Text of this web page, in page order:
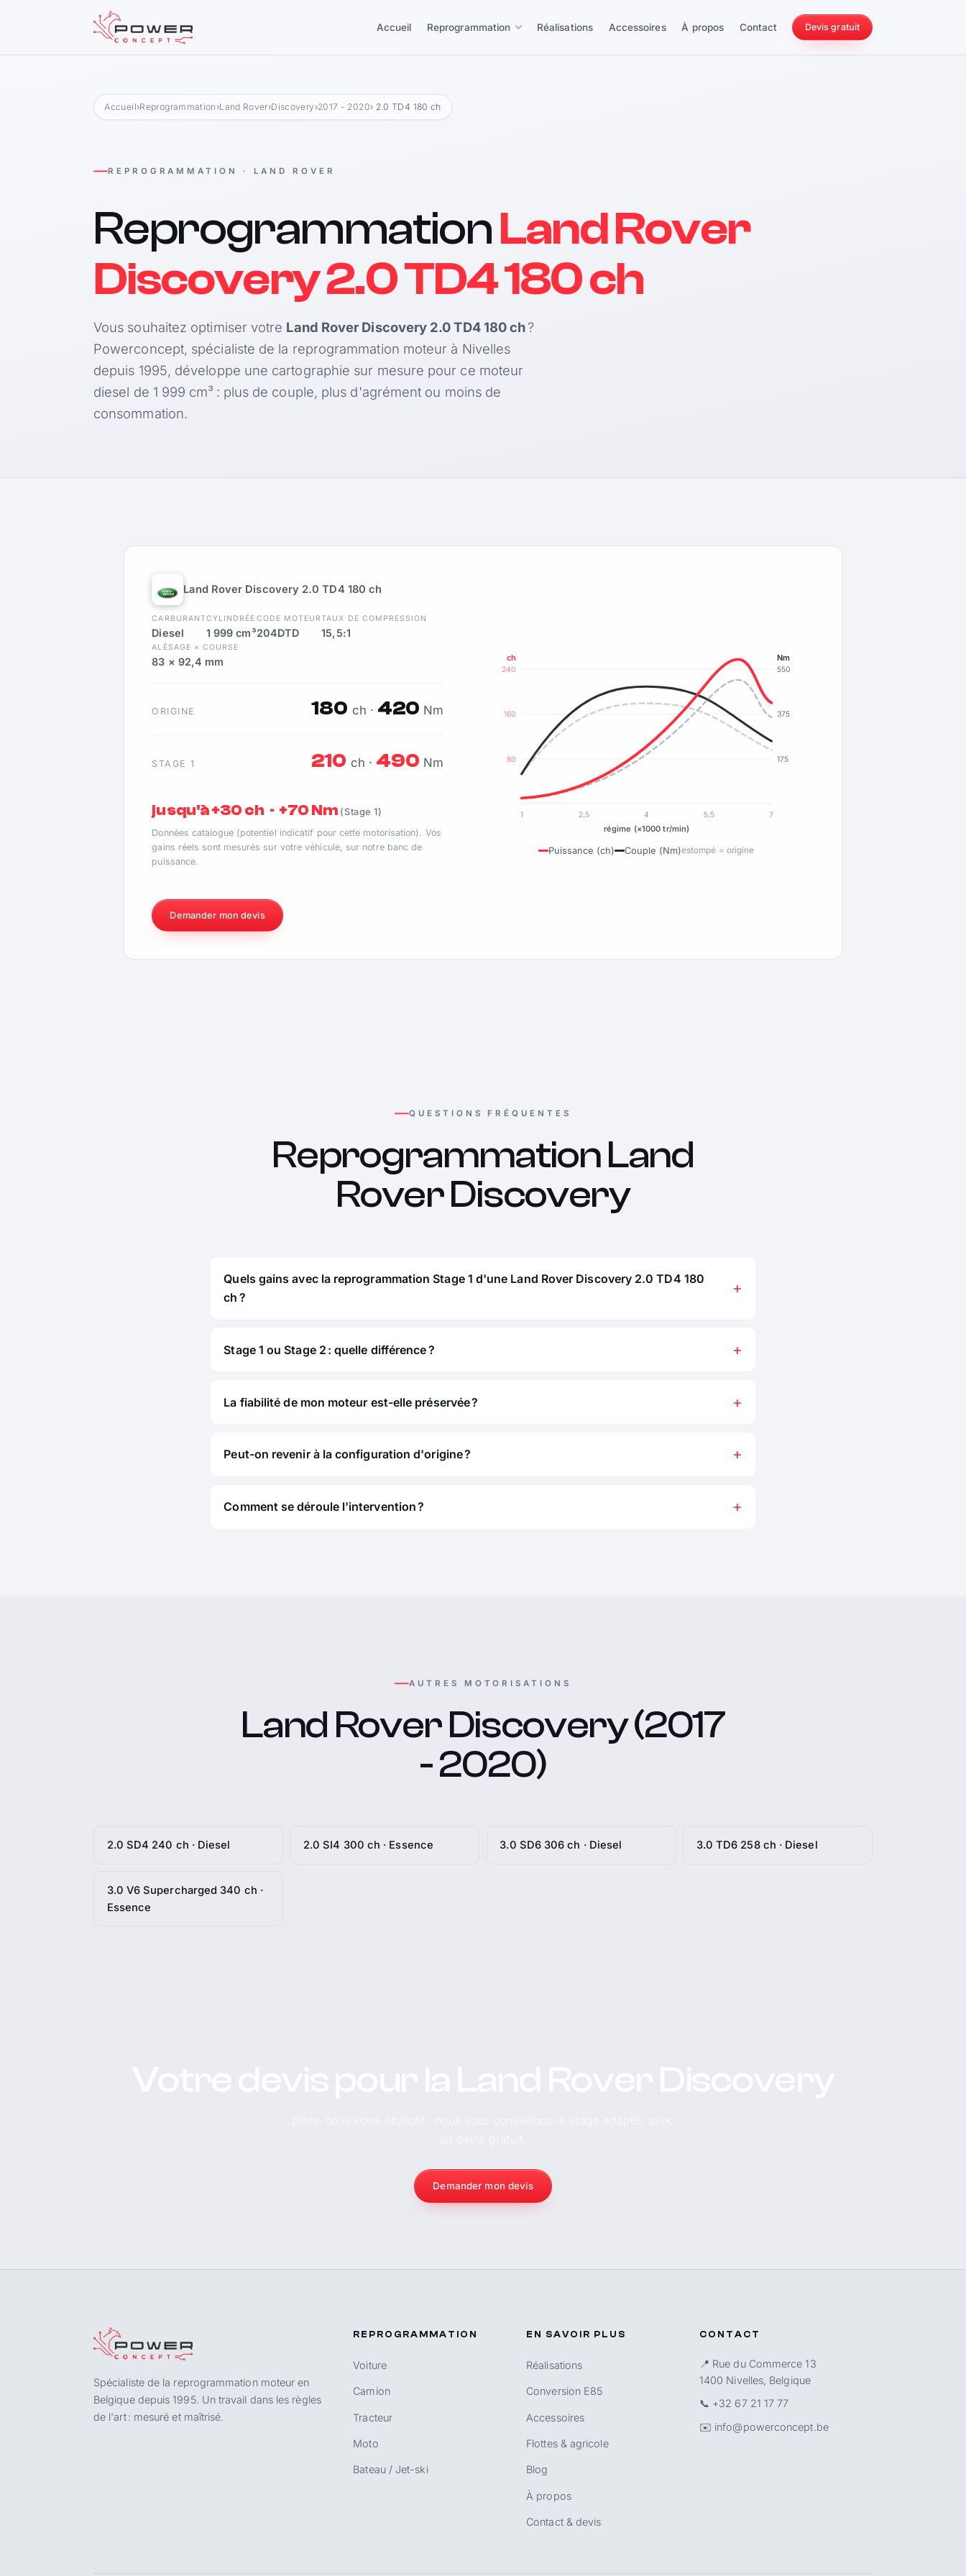
Accueil Reprogrammation Réalisations Accessoires À propos Contact Devis gratuit
Accueil›Reprogrammation ›Land Rover›Discovery ›2017 - 2020› 2.0 TD4 180 ch
REPROGRAMMATION · LAND ROVER
ReprogrammationLand Rover
Discovery 2.0 TD4 180 ch
Vous souhaitez optimiser votre Land Rover Discovery 2.0 TD4 180 ch?
Powerconcept, spécialiste de la reprogrammation moteur à Nivelles
depuis 1995, développe une cartographie sur mesure pour ce moteur
diesel de 1 999 cm³ : plus de couple, plus d'agrément ou moins de
consommation.
Land Rover Discovery 2.0 TD4 180 ch
CARBURANT
Diesel
CYLINDRÉE
1 999 cm³
CODE MOTEUR
204DTD
TAUX DE COMPRESSION
15,5:1
ALÉSAGE × COURSE
83 × 92,4 mm
ORIGINE 180 ch · 420 Nm
STAGE 1 210 ch · 490 Nm
jusqu'à +30 ch · +70 Nm (Stage 1)
Données catalogue (potentiel indicatif pour cette motorisation). Vos
gains réels sont mesurés sur votre véhicule, sur notre banc de
puissance.
80
160
240
175
375
550
ch Nm
1 2,5 4 5,5 7
régime (×1000 tr/min)
Puissance (ch) Couple (Nm)estompé = origine
Demander mon devis
QUESTIONS FRÉQUENTES
Reprogrammation Land
Rover Discovery
Quels gains avec la reprogrammation Stage 1 d'une Land Rover Discovery 2.0 TD4 180
ch ?
Stage 1 ou Stage 2 : quelle différence ?
La fiabilité de mon moteur est-elle préservée ?
Peut-on revenir à la configuration d'origine ?
Comment se déroule l'intervention ?
AUTRES MOTORISATIONS
Land Rover Discovery (2017
- 2020)
2.0 SD4 240 ch · Diesel 2.0 SI4 300 ch · Essence 3.0 SD6 306 ch · Diesel 3.0 TD6 258 ch · Diesel
3.0 V6 Supercharged 340 ch ·
Essence
Demander mon devis
Spécialiste de la reprogrammation moteur en
Belgique depuis 1995. Un travail dans les règles
de l'art : mesuré et maîtrisé.
REPROGRAMMATION
Voiture
Camion
Tracteur
Moto
Bateau / Jet-ski
EN SAVOIR PLUS
Réalisations
Conversion E85
Accessoires
Flottes & agricole
Blog
À propos
Contact & devis
CONTACT
📍 Rue du Commerce 13
1400 Nivelles, Belgique
📞 +32 67 21 17 77
✉️ info@powerconcept.be